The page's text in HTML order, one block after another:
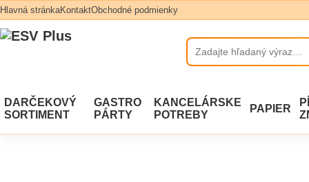
Hlavná stránkaKontaktObchodné podmienky
DARČEKOVÝ
SORTIMENT
GASTRO
PÁRTY
KANCELÁRSKE
POTREBY
PAPIER